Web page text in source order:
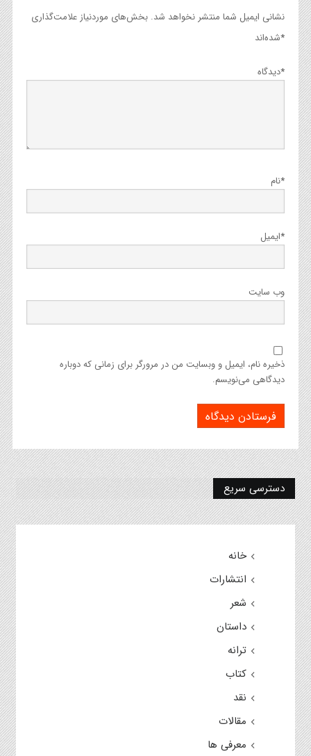
نشانی ایمیل شما منتشر نخواهد شد. بخش‌های موردنیاز علامت‌گذاری
شده‌اند*
دیدگاه*
نام*
ایمیل*
وب‌ سایت
ذخیره نام، ایمیل و وبسایت من در مرورگر برای زمانی که دوباره
دیدگاهی می‌نویسم.
دسترسی سریع
خانه
انتشارات
شعر
داستان
ترانه
کتاب
نقد
مقالات
معرفی ها